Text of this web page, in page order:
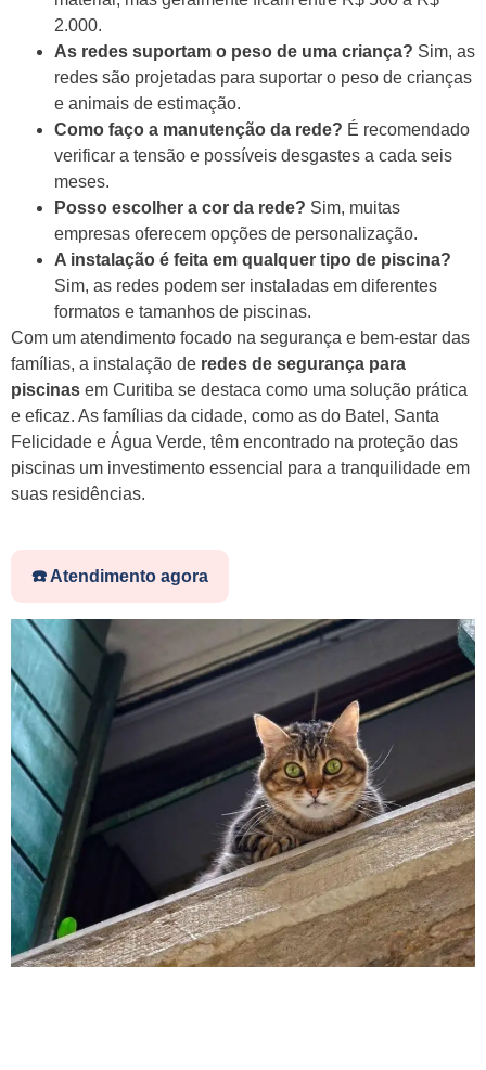
2.000.
As redes suportam o peso de uma criança? Sim, as
redes são projetadas para suportar o peso de crianças
e animais de estimação.
Como faço a manutenção da rede? É recomendado
verificar a tensão e possíveis desgastes a cada seis
meses.
Posso escolher a cor da rede? Sim, muitas
empresas oferecem opções de personalização.
A instalação é feita em qualquer tipo de piscina?
Sim, as redes podem ser instaladas em diferentes
formatos e tamanhos de piscinas.
Com um atendimento focado na segurança e bem-estar das
famílias, a instalação de redes de segurança para
piscinas em Curitiba se destaca como uma solução prática
e eficaz. As famílias da cidade, como as do Batel, Santa
Felicidade e Água Verde, têm encontrado na proteção das
piscinas um investimento essencial para a tranquilidade em
suas residências.
☎️ Atendimento agora